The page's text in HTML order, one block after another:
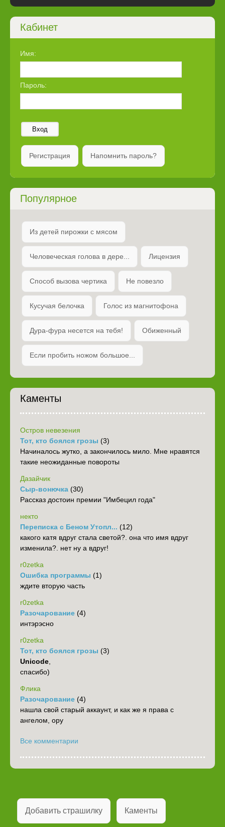
Кабинет
Имя:
Пароль:
Вход
Регистрация Напомнить пароль?
Популярное
Из детей пирожки с мясом
Человеческая голова в дере... Лицензия
Способ вызова чертика Не повезло
Кусучая белочка Голос из магнитофона
Дура-фура несется на тебя! Обиженный
Если пробить ножом большое...
Каменты
Остров невезения
Тот, кто боялся грозы (3)
Начиналось жутко, а закончилось мило. Мне нравятся
такие неожиданные повороты
Дазайчик
Сыр-вонючка (30)
Рассказ достоин премии "Имбецил года"
некто
Переписка с Беном Утопл... (12)
какого катя вдруг стала светой?. она что имя вдруг
изменила?. нет ну а вдруг!
r0zetka
Ошибка программы (1)
ждите вторую часть
r0zetka
Разочарование (4)
интэрэсно
r0zetka
Тот, кто боялся грозы (3)
Unicode
спасибо)
Флика
Разочарование (4)
нашла свой старый аккаунт, и как же я права с
ангелом, ору
Все комментарии
Добавить страшилку Каменты